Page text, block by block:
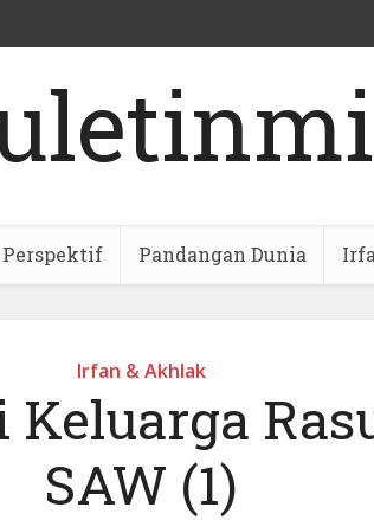
Perspektif Pandangan Dunia
Irfan & Akhlak
SAW (1)